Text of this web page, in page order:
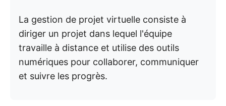
La gestion de projet virtuelle consiste à
diriger un projet dans lequel l'équipe
travaille à distance et utilise des outils
numériques pour collaborer, communiquer
et suivre les progrès.